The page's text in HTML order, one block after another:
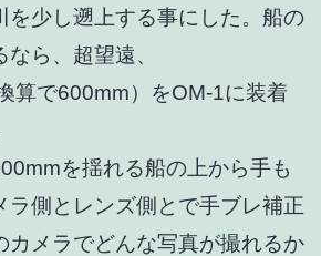
を少し遡上する事にした。船の
なら、超望遠、
算で600mm）をOM-1に装着
を揺れる船の上から手も
ラ側とレンズ側とで手ブレ補正
カメラでどんな写真が撮れるか